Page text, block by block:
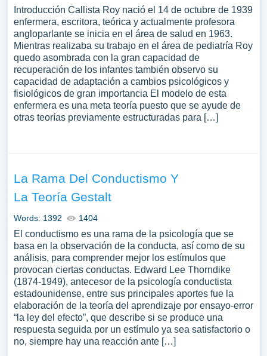
Introducción Callista Roy nació el 14 de octubre de 1939
enfermera, escritora, teórica y actualmente profesora
angloparlante se inicia en el área de salud en 1963.
Mientras realizaba su trabajo en el área de pediatría Roy
quedo asombrada con la gran capacidad de
recuperación de los infantes también observo su
capacidad de adaptación a cambios psicológicos y
fisiológicos de gran importancia El modelo de esta
enfermera es una meta teoría puesto que se ayude de
otras teorías previamente estructuradas para […]
La Rama Del Conductismo Y
La Teoría Gestalt
Words: 1392 1404
El conductismo es una rama de la psicología que se
basa en la observación de la conducta, así como de su
análisis, para comprender mejor los estímulos que
provocan ciertas conductas. Edward Lee Thorndike
(1874-1949), antecesor de la psicología conductista
estadounidense, entre sus principales aportes fue la
elaboración de la teoría del aprendizaje por ensayo-error
“la ley del efecto”, que describe si se produce una
respuesta seguida por un estímulo ya sea satisfactorio o
no, siempre hay una reacción ante […]